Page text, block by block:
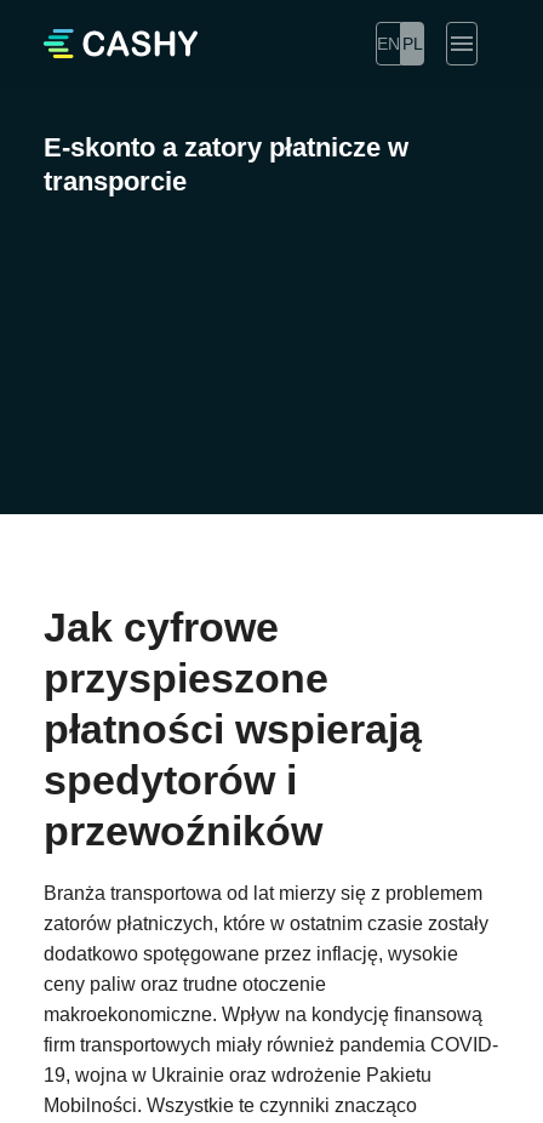
EN PL
E-skonto a zatory płatnicze w
transporcie
Jak cyfrowe
przyspieszone
płatności wspierają
spedytorów i
przewoźników
Branża transportowa od lat mierzy się z problemem
zatorów płatniczych, które w ostatnim czasie zostały
dodatkowo spotęgowane przez inflację, wysokie
ceny paliw oraz trudne otoczenie
makroekonomiczne. Wpływ na kondycję finansową
firm transportowych miały również pandemia COVID-
19, wojna w Ukrainie oraz wdrożenie Pakietu
Mobilności. Wszystkie te czynniki znacząco